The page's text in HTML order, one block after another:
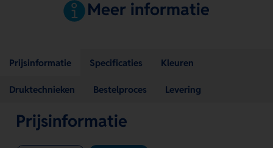
Meer informatie
Prijsinformatie Specificaties Kleuren
Druktechnieken Bestelproces Levering
Prijsinformatie